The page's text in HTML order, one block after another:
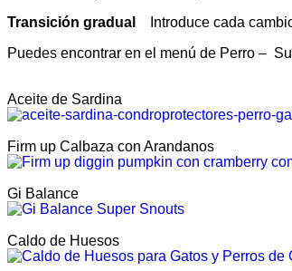
Transición gradual
Introduce cada
Puedes encontrar en el menú de Perro –
Aceite de Sardina
Firm up Calbaza con Arandanos
Gi Balance
Caldo de Huesos